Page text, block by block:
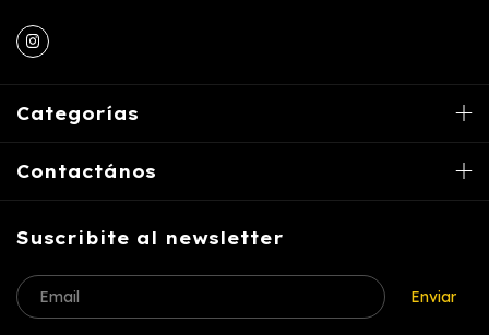
Categorías
Contactános
Suscribite al newsletter